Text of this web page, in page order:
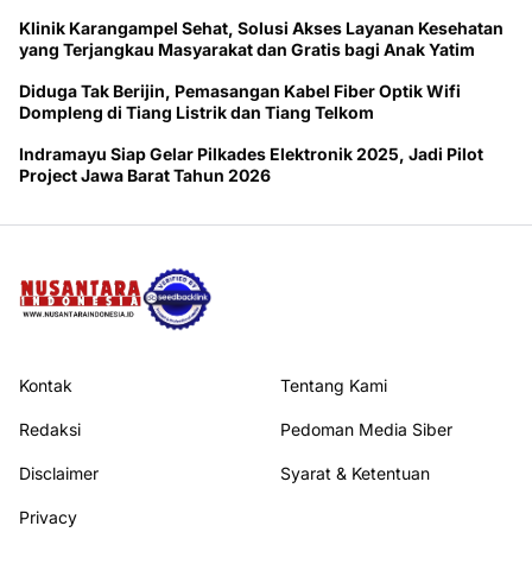
Klinik Karangampel Sehat, Solusi Akses Layanan Kesehatan
yang Terjangkau Masyarakat dan Gratis bagi Anak Yatim
Diduga Tak Berijin, Pemasangan Kabel Fiber Optik Wifi
Dompleng di Tiang Listrik dan Tiang Telkom
Indramayu Siap Gelar Pilkades Elektronik 2025, Jadi Pilot
Project Jawa Barat Tahun 2026
Kontak Tentang Kami
Redaksi Pedoman Media Siber
Disclaimer Syarat & Ketentuan
Privacy